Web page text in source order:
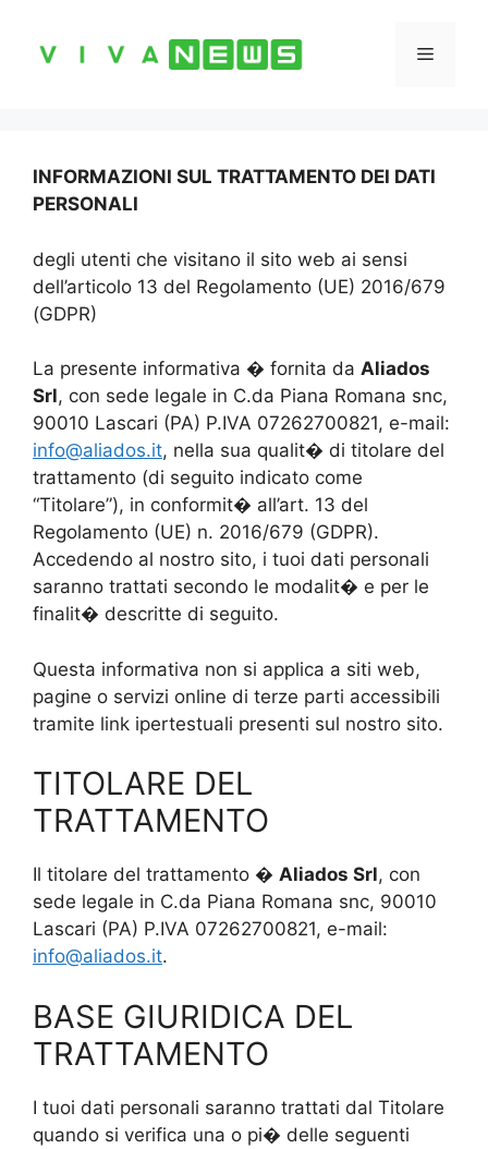
contenuto
Menu
INFORMAZIONI SUL TRATTAMENTO DEI DATI
PERSONALI
degli utenti che visitano il sito web ai sensi
dell’articolo 13 del Regolamento (UE) 2016/679
(GDPR)
La presente informativa � fornita da Aliados
Srl, con sede legale in C.da Piana Romana snc,
90010 Lascari (PA) P.IVA 07262700821, e-mail:
info@aliados.it, nella sua qualit� di titolare del
trattamento (di seguito indicato come
“Titolare”), in conformit� all’art. 13 del
Regolamento (UE) n. 2016/679 (GDPR).
Accedendo al nostro sito, i tuoi dati personali
saranno trattati secondo le modalit� e per le
finalit� descritte di seguito.
Questa informativa non si applica a siti web,
pagine o servizi online di terze parti accessibili
tramite link ipertestuali presenti sul nostro sito.
TITOLARE DEL
TRATTAMENTO
Il titolare del trattamento � Aliados Srl, con
sede legale in C.da Piana Romana snc, 90010
Lascari (PA) P.IVA 07262700821, e-mail:
info@aliados.it.
BASE GIURIDICA DEL
TRATTAMENTO
I tuoi dati personali saranno trattati dal Titolare
quando si verifica una o pi� delle seguenti